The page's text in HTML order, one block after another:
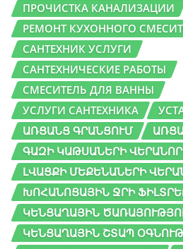
ПРОЧИСТКА КАНАЛИЗАЦИИ
РЕМОНТ КУХОННОГО
САНТЕХНИК УСЛУГИ
САНТЕХНИЧЕСКИЕ РАБОТЫ
СМЕСИТЕЛЬ ДЛЯ ВАННЫ
УСЛУГИ САНТЕХНИКА
ԱՌՑԱՆՑ ԳՐԱՆՑՈՒՄ
ԳԱԶԻ ԿԱԹՍԱՆԵՐԻ
ԼՎԱՑՔԻ ՄԵՔԵՆԱՆԵՐԻ
ԽՈՀԱՆՈՑԱՅԻՆ ՋՐԻ
ԿԵՆՑԱՂԱՅԻՆ
ԿԵՆՑԱՂԱՅԻՆ ՇՏԱՊ